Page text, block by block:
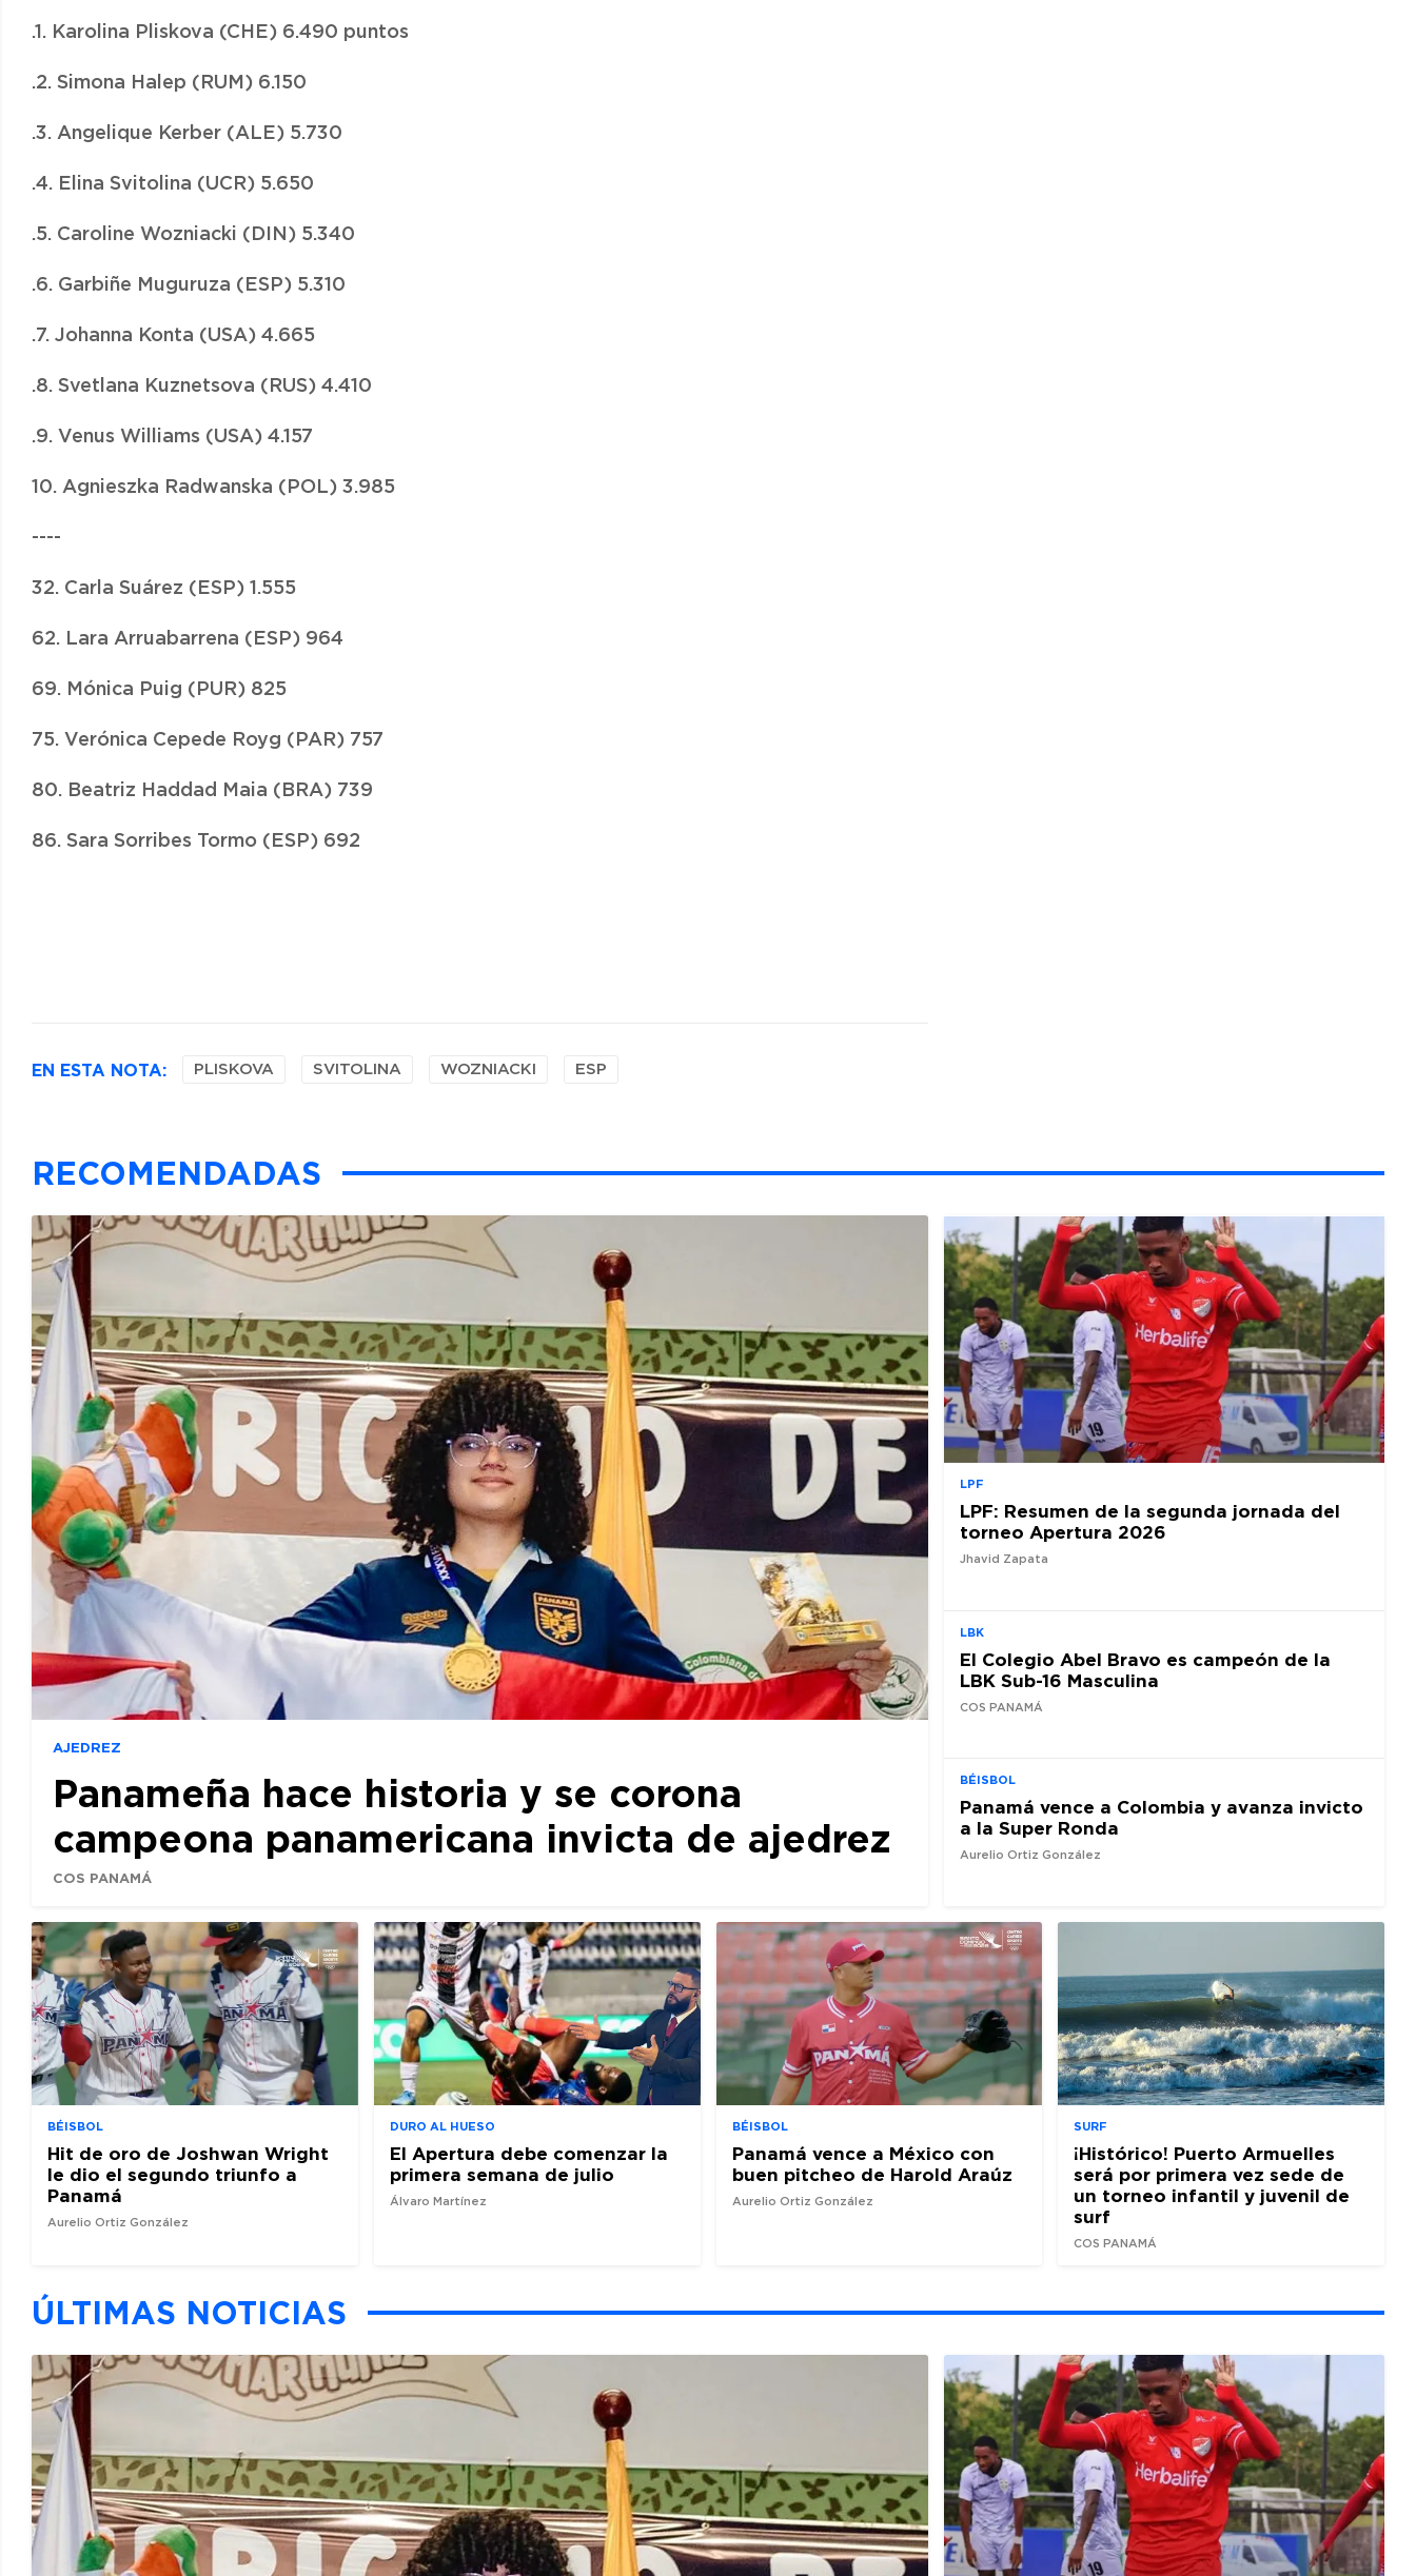
.1. Karolina Pliskova (CHE) 6.490 puntos
.2. Simona Halep (RUM) 6.150
.3. Angelique Kerber (ALE) 5.730
.4. Elina Svitolina (UCR) 5.650
.5. Caroline Wozniacki (DIN) 5.340
.6. Garbiñe Muguruza (ESP) 5.310
.7. Johanna Konta (USA) 4.665
.8. Svetlana Kuznetsova (RUS) 4.410
.9. Venus Williams (USA) 4.157
10. Agnieszka Radwanska (POL) 3.985
----
32. Carla Suárez (ESP) 1.555
62. Lara Arruabarrena (ESP) 964
69. Mónica Puig (PUR) 825
75. Verónica Cepede Royg (PAR) 757
80. Beatriz Haddad Maia (BRA) 739
86. Sara Sorribes Tormo (ESP) 692
EN ESTA NOTA: PLISKOVA SVITOLINA WOZNIACKI ESP
RECOMENDADAS
AJEDREZ
Panameña hace historia y se corona
campeona panamericana invicta de ajedrez
COS PANAMÁ
LPF
LPF: Resumen de la segunda jornada del
torneo Apertura 2026
Jhavid Zapata
LBK
El Colegio Abel Bravo es campeón de la
LBK Sub-16 Masculina
COS PANAMÁ
BÉISBOL
Panamá vence a Colombia y avanza invicto
a la Super Ronda
Aurelio Ortiz González
BÉISBOL
Hit de oro de Joshwan Wright
le dio el segundo triunfo a
Panamá
Aurelio Ortiz González
DURO AL HUESO
El Apertura debe comenzar la
primera semana de julio
Álvaro Martínez
BÉISBOL
Panamá vence a México con
buen pitcheo de Harold Araúz
Aurelio Ortiz González
SURF
¡Histórico! Puerto Armuelles
será por primera vez sede de
un torneo infantil y juvenil de
surf
COS PANAMÁ
ÚLTIMAS NOTICIAS